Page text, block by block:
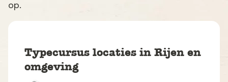
op.
Typecursus locaties in Rijen en
omgeving